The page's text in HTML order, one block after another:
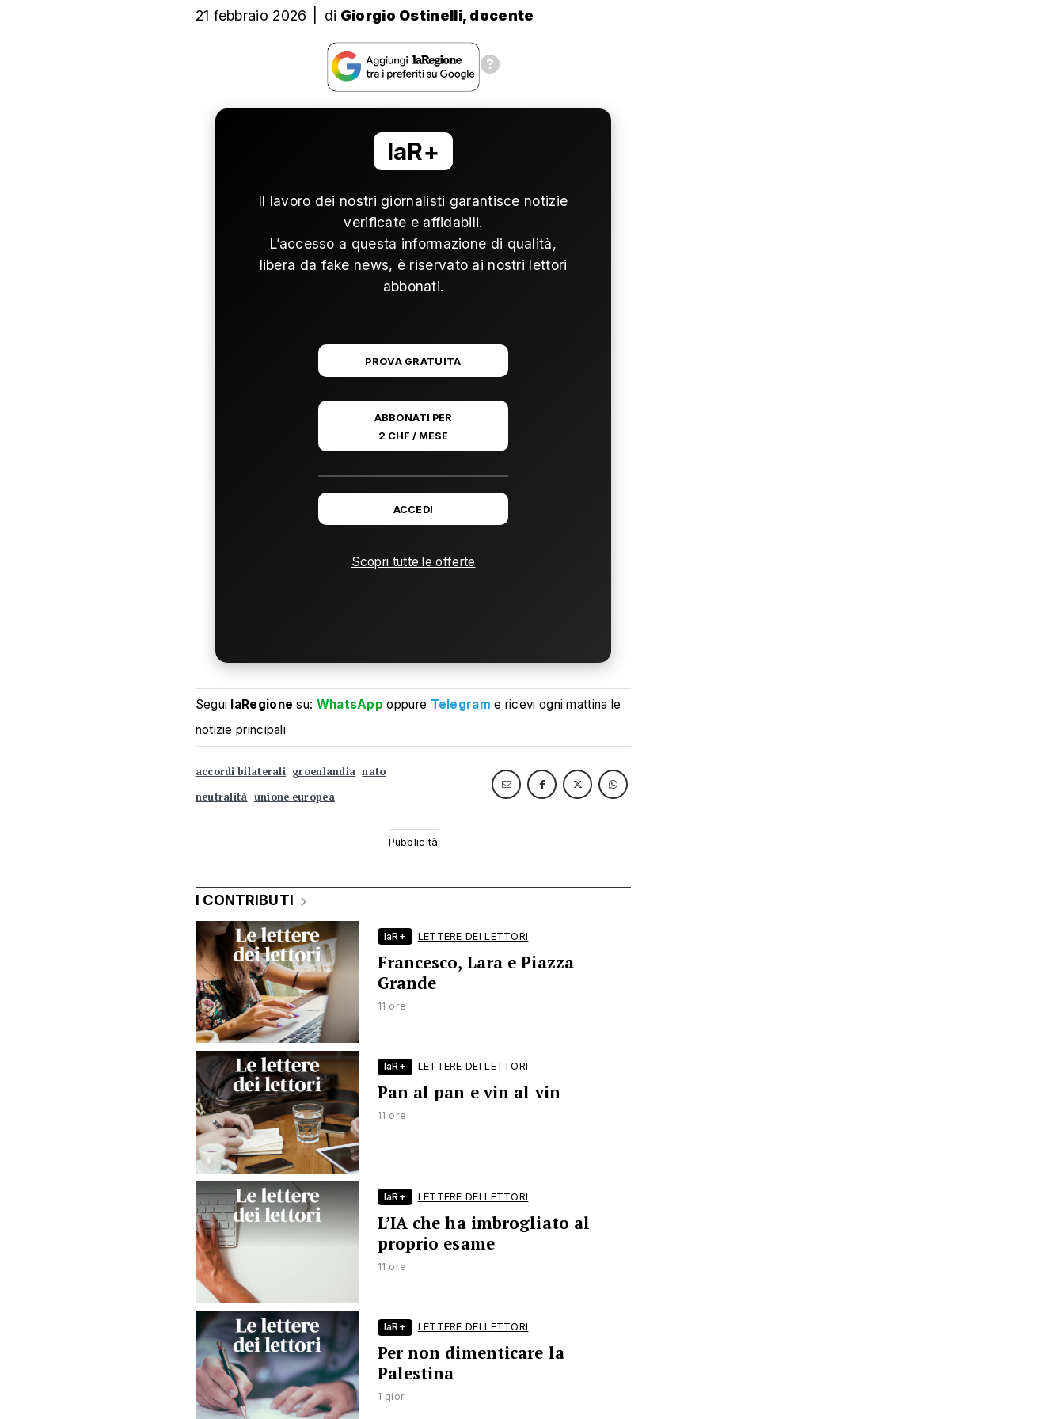
21 febbraio 2026 di Giorgio Ostinelli, docente
laR+
Il lavoro dei nostri giornalisti garantisce notizie
verificate e affidabili.
L’accesso a questa informazione di qualità,
libera da fake news, è riservato ai nostri lettori
abbonati.
PROVA GRATUITA
ABBONATI PER
2 CHF / MESE
ACCEDI
Scopri tutte le offerte
Segui laRegione su: WhatsApp oppure Telegram e ricevi ogni mattina le
notizie principali
accordi bilaterali groenlandia nato
neutralità unione europea
I CONTRIBUTI
laR+ LETTERE DEI LETTORI
Francesco, Lara e Piazza
Grande
11 ore
laR+ LETTERE DEI LETTORI
Pan al pan e vin al vin
11 ore
laR+ LETTERE DEI LETTORI
L’IA che ha imbrogliato al
proprio esame
11 ore
laR+ LETTERE DEI LETTORI
Per non dimenticare la
Palestina
1 gior